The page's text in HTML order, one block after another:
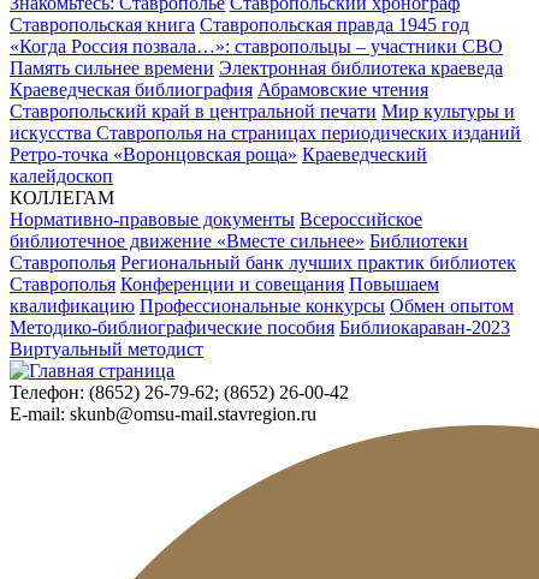
Ставропольская книга Ставропольская правда 1945 год
«Когда Россия позвала…»: ставропольцы – участники СВО
Память сильнее времени Электронная библиотека краеведа
Краеведческая библиография Абрамовские чтения
Ставропольский край в центральной печати Мир культуры и
искусства Ставрополья на страницах периодических изданий
Ретро-точка «Воронцовская роща» Краеведческий
калейдоскоп
КОЛЛЕГАМ
Нормативно-правовые документы Всероссийское
библиотечное движение «Вместе сильнее» Библиотеки
Ставрополья Региональный банк лучших практик библиотек
Ставрополья Конференции и совещания Повышаем
квалификацию Профессиональные конкурсы Обмен опытом
Методико-библиографические пособия Библиокараван-2023
Виртуальный методист
Телефон: (8652) 26-79-62; (8652) 26-00-42
E-mail: skunb@omsu-mail.stavregion.ru